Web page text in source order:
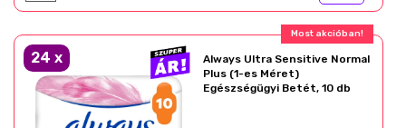
Most akcióban!
24 x
Always Ultra Sensitive Normal
Plus (1-es Méret)
Egészségügyi Betét, 10 db